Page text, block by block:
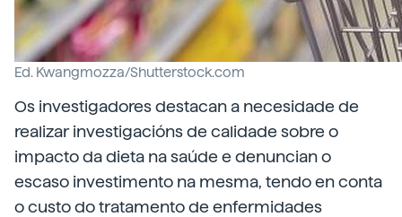
Ed. Kwangmozza/Shutterstock.com
Os investigadores destacan a necesidade de
realizar investigacións de calidade sobre o
impacto da dieta na saúde e denuncian o
escaso investimento na mesma, tendo en conta
o custo do tratamento de enfermidades